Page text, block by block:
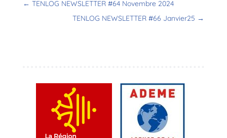
← TENLOG NEWSLETTER #64 Novembre 2024
TENLOG NEWSLETTER #66 Janvier25 →